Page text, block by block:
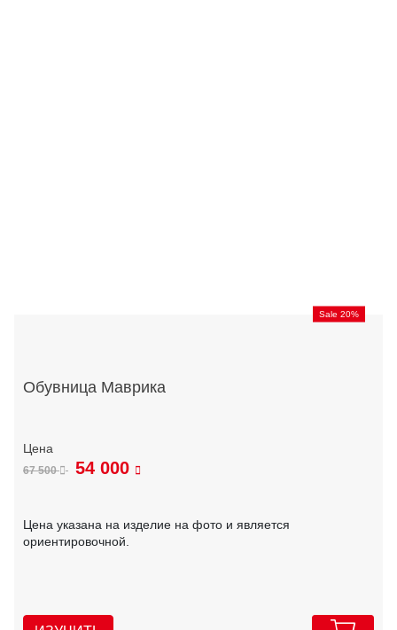
Sale 20%
Обувница Маврика
67 500 54 000
Цена указана на изделие на фото и является
ориентировочной.